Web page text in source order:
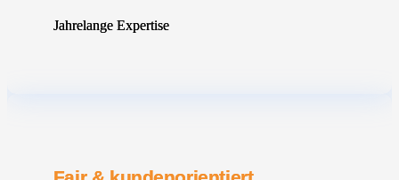
Jahrelange Expertise